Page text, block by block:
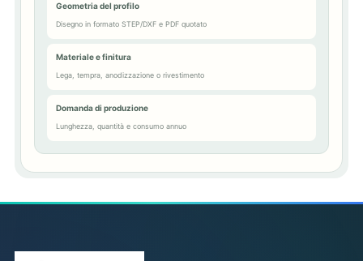
Geometria del profilo
Disegno in formato STEP/DXF e PDF quotato
Materiale e finitura
Lega, tempra, anodizzazione o rivestimento
Domanda di produzione
Lunghezza, quantità e consumo annuo